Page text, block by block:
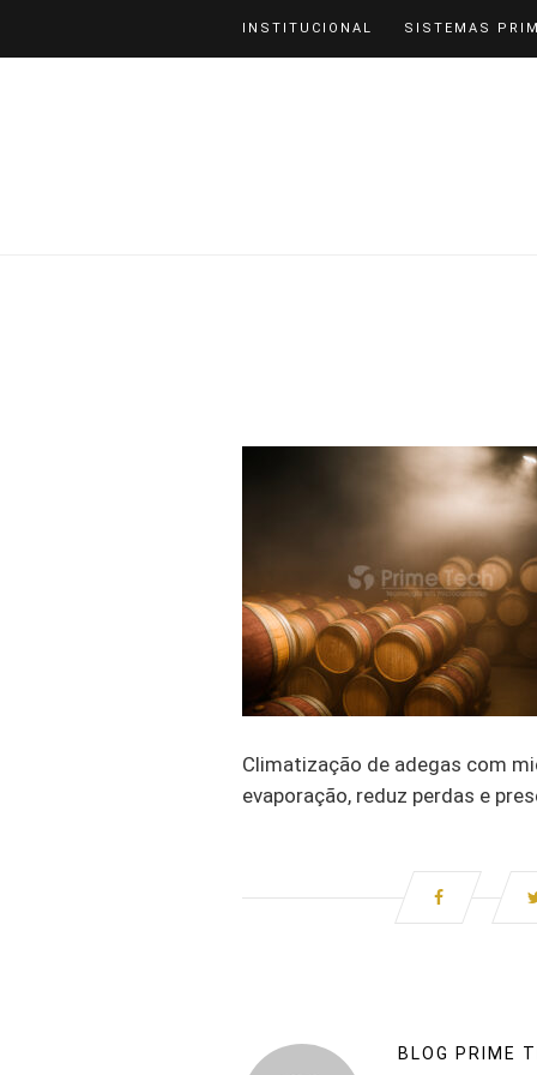
INSTITUCIONAL SISTEMAS
Climatização de adegas com
evaporação, reduz perdas e
BLOG PRIME